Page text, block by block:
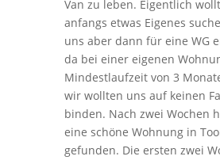
Van zu leben. Eigentlich
anfangs etwas Eigenes
uns aber dann für eine WG
da bei einer eigenen
Mindestlaufzeit von 3
wir wollten uns auf keinen
binden. Nach zwei Wochen
eine schöne Wohnung in
gefunden. Die ersten zwei